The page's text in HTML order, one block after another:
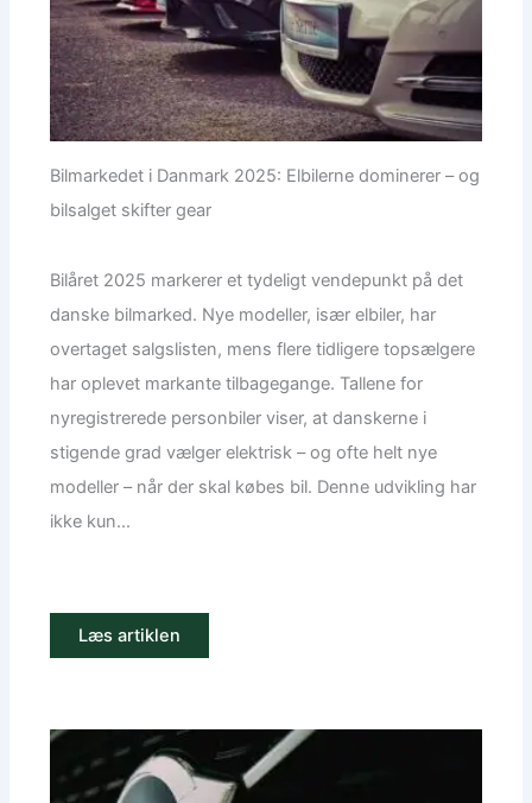
Bilmarkedet i Danmark 2025: Elbilerne dominerer – og
bilsalget skifter gear
Bilåret 2025 markerer et tydeligt vendepunkt på det
danske bilmarked. Nye modeller, især elbiler, har
overtaget salgslisten, mens flere tidligere topsælgere
har oplevet markante tilbagegange. Tallene for
nyregistrerede personbiler viser, at danskerne i
stigende grad vælger elektrisk – og ofte helt nye
modeller – når der skal købes bil. Denne udvikling har
ikke kun...
Læs artiklen